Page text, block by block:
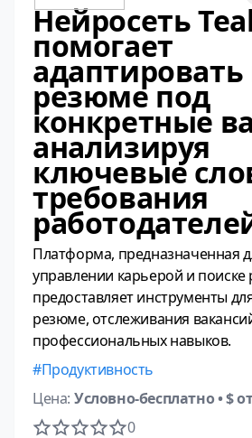
Нейросеть
помогает
резюме под
конкретные
анализируя
ключевые
требования
Платформа, предназначенная
управлении карьерой и
предоставляет инструменты
резюме, отслеживания
профессиональных навыков.
Продуктивность
Цена: Условно-бесплатно• $
0